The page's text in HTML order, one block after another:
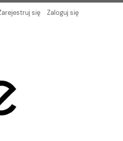
się Zaloguj się